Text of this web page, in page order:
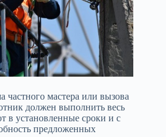
частного мастера или вызова
должен выполнить весь
в установленные сроки и с
предложенных